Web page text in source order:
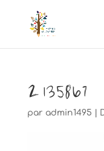
2135867
par admin1495